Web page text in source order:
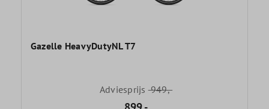
Gazelle HeavyDutyNL T7
Adviesprijs949,-